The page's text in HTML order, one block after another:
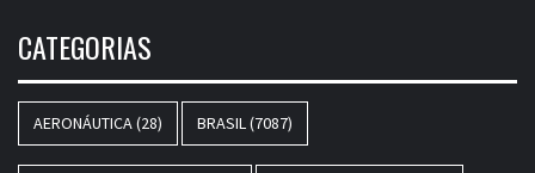
CATEGORIAS
AERONÁUTICA (28) BRASIL (7087)